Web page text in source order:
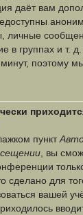
даёт вам
личные
в группах и т. д.
минут, поэтому
пункт
, вы
сделано для
вашей